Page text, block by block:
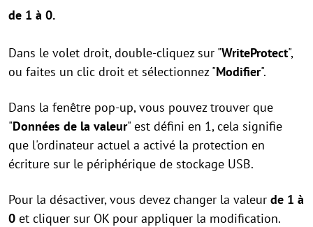
de 1 à 0.
Dans le volet droit, double-cliquez sur "WriteProtect",
ou faites un clic droit et sélectionnez "Modifier".
Dans la fenêtre pop-up, vous pouvez trouver que
"Données de la valeur" est défini en 1, cela signifie
que l'ordinateur actuel a activé la protection en
écriture sur le périphérique de stockage USB.
Pour la désactiver, vous devez changer la valeur de 1 à
0 et cliquer sur OK pour appliquer la modification.